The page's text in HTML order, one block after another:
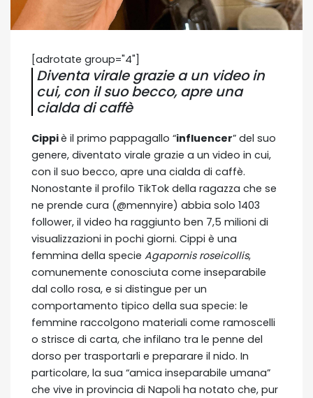
[adrotate group="4"]
Diventa virale grazie a un video in
cui, con il suo becco, apre una
cialda di caffè
Cippiè il primo pappagallo “influencer” del suo
genere, diventato virale grazie a un video in cui,
con il suo becco, apre una cialda di caffè.
Nonostante il profilo TikTok della ragazza che se
ne prende cura (@mennyire) abbia solo 1403
follower, il video ha raggiunto ben 7,5 milioni di
visualizzazioni in pochi giorni. Cippi è una
femmina della specie Agapornis roseicollis,
comunemente conosciuta come inseparabile
dal collo rosa, e si distingue per un
comportamento tipico della sua specie: le
femmine raccolgono materiali come ramoscelli
o strisce di carta, che infilano tra le penne del
dorso per trasportarli e preparare il nido. In
particolare, la sua “amica inseparabile umana”
che vive in provincia di Napoli ha notato che, pur